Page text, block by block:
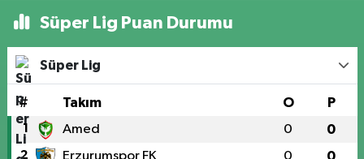
Süper Lig Puan Durumu
Süper Lig
# Takım O P
1 Amed 0 0
2 Erzurumspor FK 0 0